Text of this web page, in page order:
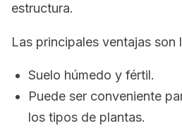
estructura.
Las principales ventajas son
Suelo húmedo y fértil.
Puede ser conveniente
los tipos de plantas.